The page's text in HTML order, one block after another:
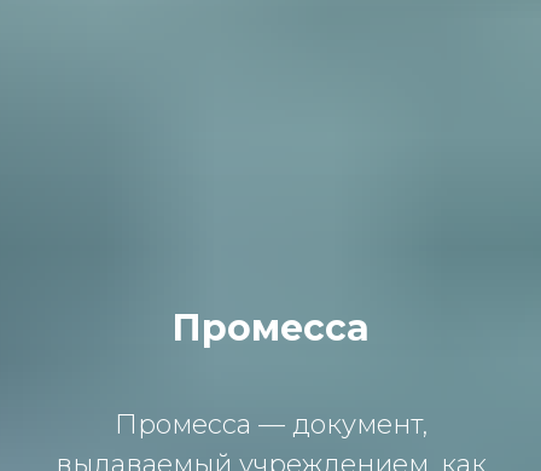
Промесса
Промесса — документ,
выдаваемый учреждением, как